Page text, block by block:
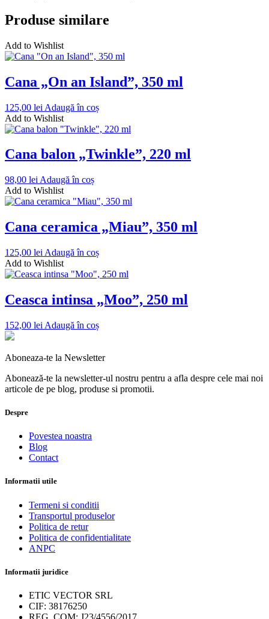
Produse similare
Add to Wishlist
Cana „On an Island”, 350 ml
125,00 lei Adaugă în coș
Add to Wishlist
Cana balon „Twinkle”, 220 ml
98,00 lei Adaugă în coș
Add to Wishlist
Cana ceramica „Miau”, 350 ml
125,00 lei Adaugă în coș
Add to Wishlist
Ceasca intinsa „Moo”, 250 ml
152,00 lei Adaugă în coș
Aboneaza-te la Newsletter
Abonează-te la newsletter-ul nostru pentru a afla despre cele mai noi
articole de pe blog, produse si promotii.
Despre
Povestea noastra
Blog
Contact
Informatii utile
Termeni si conditii
Transportul produselor
Politica de retur
Politica de confidentialitate
ANPC
Informatii juridice
ETIC VECTOR SRL
CIF: 38176250
REG. COM: J23/4556/2017